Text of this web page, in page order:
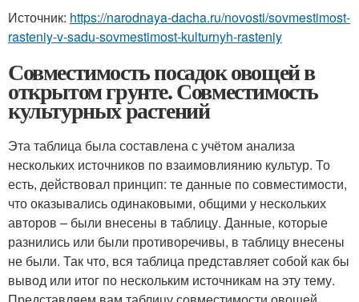
Источник: https://narodnaya-dacha.ru/novosti/sovmestimost-
rasteniy-v-sadu-sovmestimost-kulturnyh-rasteniy
Совместимость посадок овощей в
открытом грунте. Совместимость
культурных растений
Эта таблица была составлена с учётом анализа
нескольких источников по взаимовлиянию культур. То
есть, действовал принцип: те данные по совместимости,
что оказывались одинаковыми, общими у нескольких
авторов – были внесены в таблицу. Данные, которые
разнились или были противоречивы, в таблицу внесены
не были. Так что, вся таблица представляет собой как бы
вывод или итог по нескольким источникам на эту тему.